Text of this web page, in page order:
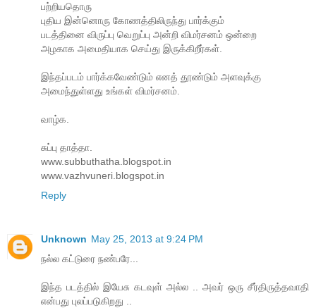
பற்றியதொரு
புதிய இன்னொரு கோணத்திலிருந்து பார்க்கும்
படத்தினை விருப்பு வெறுப்பு அன்றி விமர்சனம் ஒன்றை
அழகாக அமைதியாக செய்து இருக்கிறீர்கள்.
இந்தப்படம் பார்க்கவேண்டும் எனத் தூண்டும் அளவுக்கு
அமைந்துள்ளது உங்கள் விமர்சனம்.
வாழ்க.
சுப்பு தாத்தா.
www.subbuthatha.blogspot.in
www.vazhvuneri.blogspot.in
Reply
Unknown May 25, 2013 at 9:24 PM
நல்ல கட்டுரை நண்பரே...
இந்த படத்தில் இயேசு கடவுள் அல்ல .. அவர் ஒரு சீர்திருத்தவாதி
என்பது புலப்படுகிறது ..